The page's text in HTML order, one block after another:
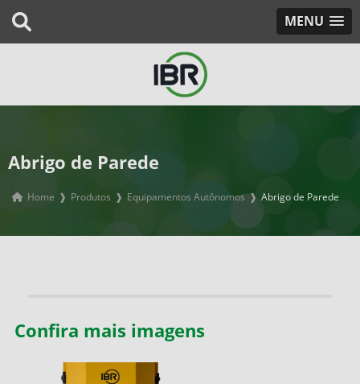
MENU
Abrigo de Parede
Home ❱ Produtos ❱ Equipamentos Autônomos ❱ Abrigo de Parede
Confira mais imagens